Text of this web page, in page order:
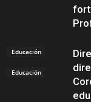
Educación
Educación